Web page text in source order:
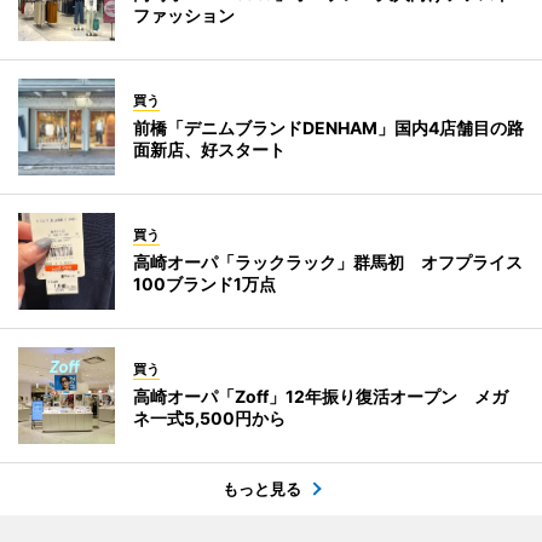
ファッション
買う
前橋「デニムブランドDENHAM」国内4店舗目の路
面新店、好スタート
買う
高崎オーパ「ラックラック」群馬初 オフプライス
100ブランド1万点
買う
高崎オーパ「Zoff」12年振り復活オープン メガ
ネ一式5,500円から
もっと見る